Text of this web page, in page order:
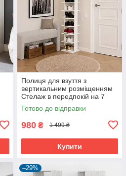
Полиця для взуття з
вертикальним розміщенням
Стелаж в передпокій на 7
секцій
Готово до відправки
980 ₴ 1 499 ₴
Купити
–29%